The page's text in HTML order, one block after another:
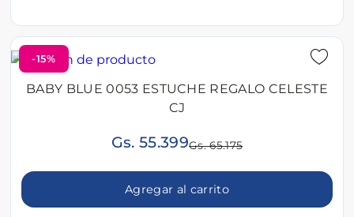
-15%
BABY BLUE 0053 ESTUCHE REGALO CELESTE
CJ
Gs. 55.399Gs. 65.175
Agregar al carrito